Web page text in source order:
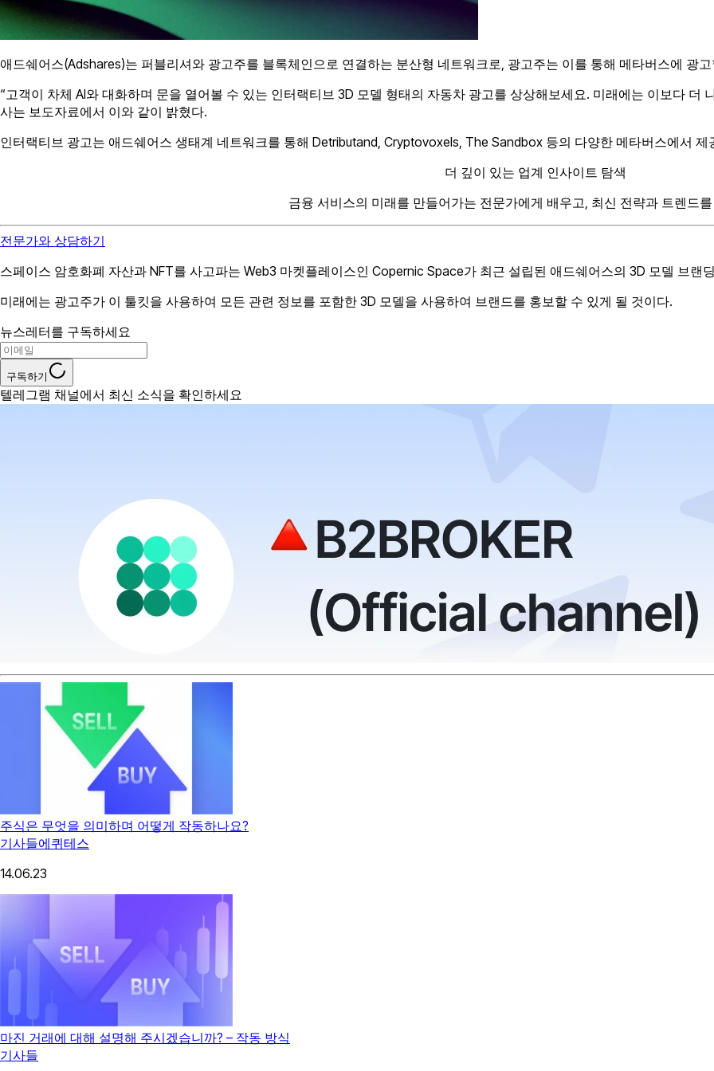
애드쉐어스(Adshares)는 퍼블리셔와 광고주를 블록체인으로 연결하는 분산형 네트워크로, 광고주는 이를 통해 메타버스에 광
“고객이 차체 AI와 대화하며 문을 열어볼 수 있는 인터랙티브 3D 모델 형태의 자동차 광고를 상상해보세요. 미래에는 이보다 더
사는 보도자료에서 이와 같이 밝혔다.
인터랙티브 광고는 애드쉐어스 생태계 네트워크를 통해 Detributand, Cryptovoxels, The Sandbox 등의 다양한 메타버스에서 제
더 깊이 있는 업계 인사이트 탐색
금융 서비스의 미래를 만들어가는 전문가에게 배우고, 최신 전략과 트렌드
전문가와 상담하기
스페이스 암호화폐 자산과 NFT를 사고파는 Web3 마켓플레이스인 Copernic Space가 최근 설립된 애드쉐어스의 3D 모델 브랜
미래에는 광고주가 이 툴킷을 사용하여 모든 관련 정보를 포함한 3D 모델을 사용하여 브랜드를 홍보할 수 있게 될 것이다.
뉴스레터를 구독하세요
구독하기
텔레그램 채널에서 최신 소식을 확인하세요
주식은 무엇을 의미하며 어떻게 작동하나요?
기사들에퀴테스
14.06.23
마진 거래에 대해 설명해 주시겠습니까? – 작동 방식
기사들